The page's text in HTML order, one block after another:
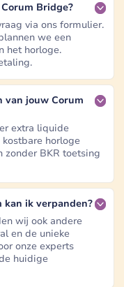
Bridge?
via ons formulier.
we een
het horloge.
van jouw Corum
extra liquide
horloge
zonder BKR toetsing
kan ik verpanden?
wij ook andere
en de unieke
onze experts
huidige